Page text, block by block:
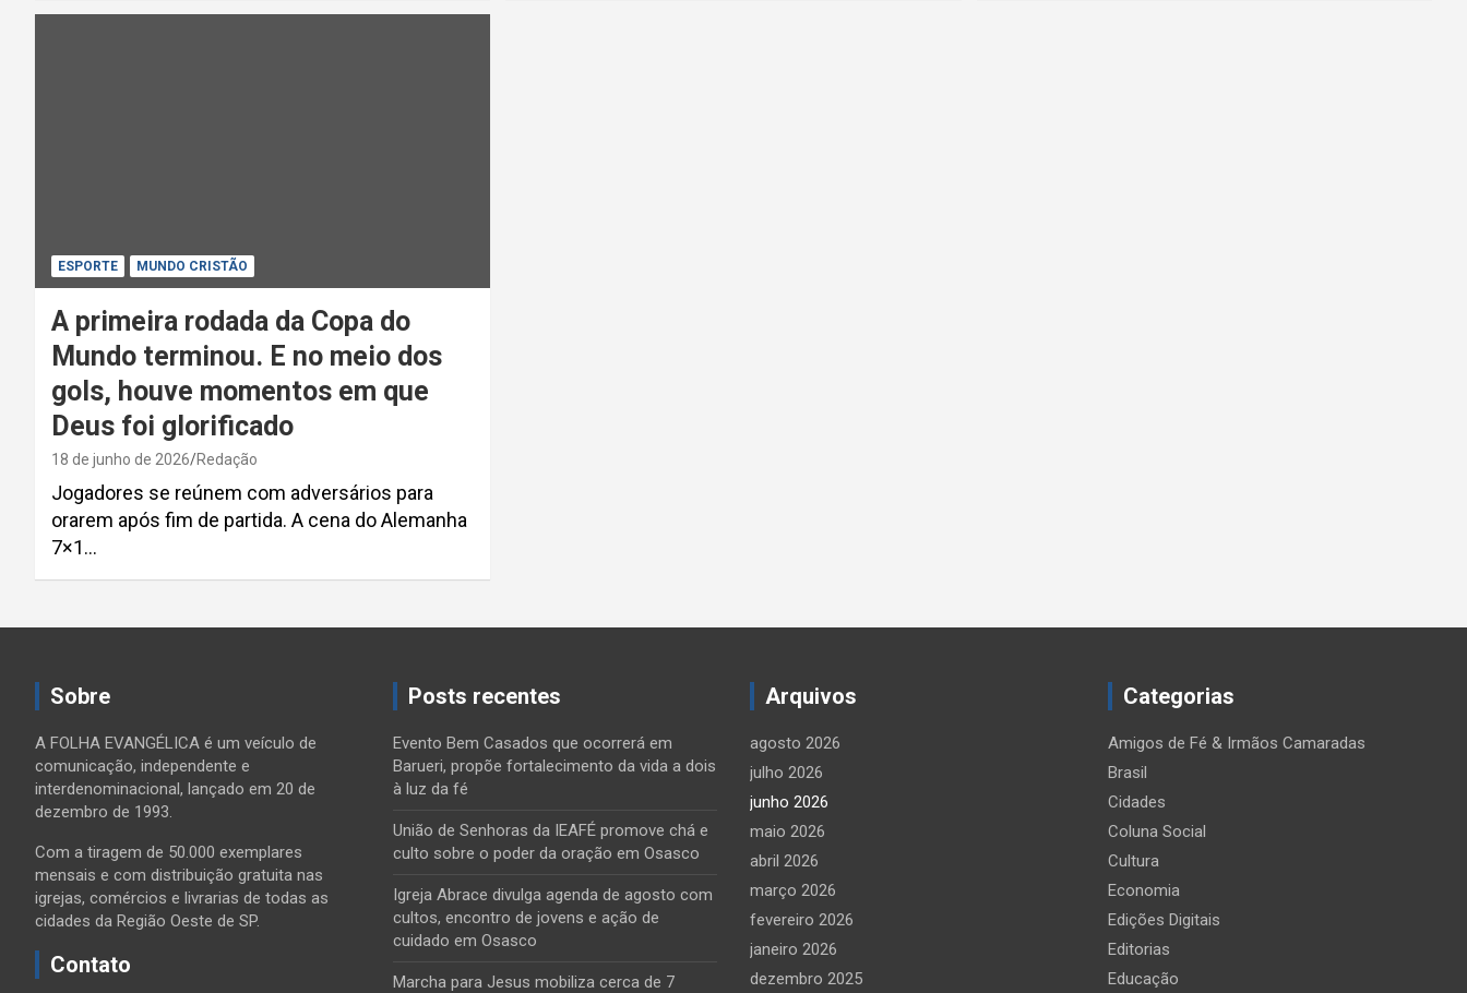
ESPORTE MUNDO CRISTÃO
A primeira rodada da Copa do
Mundo terminou. E no meio dos
gols, houve momentos em que
Deus foi glorificado
18 de junho de 2026 Redação
Jogadores se reúnem com adversários para
orarem após fim de partida. A cena do Alemanha
7×1…
Paginação
de
posts
Sobre
A FOLHA EVANGÉLICA é um veículo de
comunicação, independente e
interdenominacional, lançado em 20 de
dezembro de 1993.
Com a tiragem de 50.000 exemplares
mensais e com distribuição gratuita nas
igrejas, comércios e livrarias de todas as
cidades da Região Oeste de SP.
Contato
Posts recentes
Evento Bem Casados que ocorrerá em
Barueri, propõe fortalecimento da vida a dois
à luz da fé
União de Senhoras da IEAFÉ promove chá e
culto sobre o poder da oração em Osasco
Igreja Abrace divulga agenda de agosto com
cultos, encontro de jovens e ação de
cuidado em Osasco
Marcha para Jesus mobiliza cerca de 7
Arquivos
agosto 2026
julho 2026
junho 2026
maio 2026
abril 2026
março 2026
fevereiro 2026
janeiro 2026
dezembro 2025
Categorias
Amigos de Fé & Irmãos Camaradas
Brasil
Cidades
Coluna Social
Cultura
Economia
Edições Digitais
Editorias
Educação